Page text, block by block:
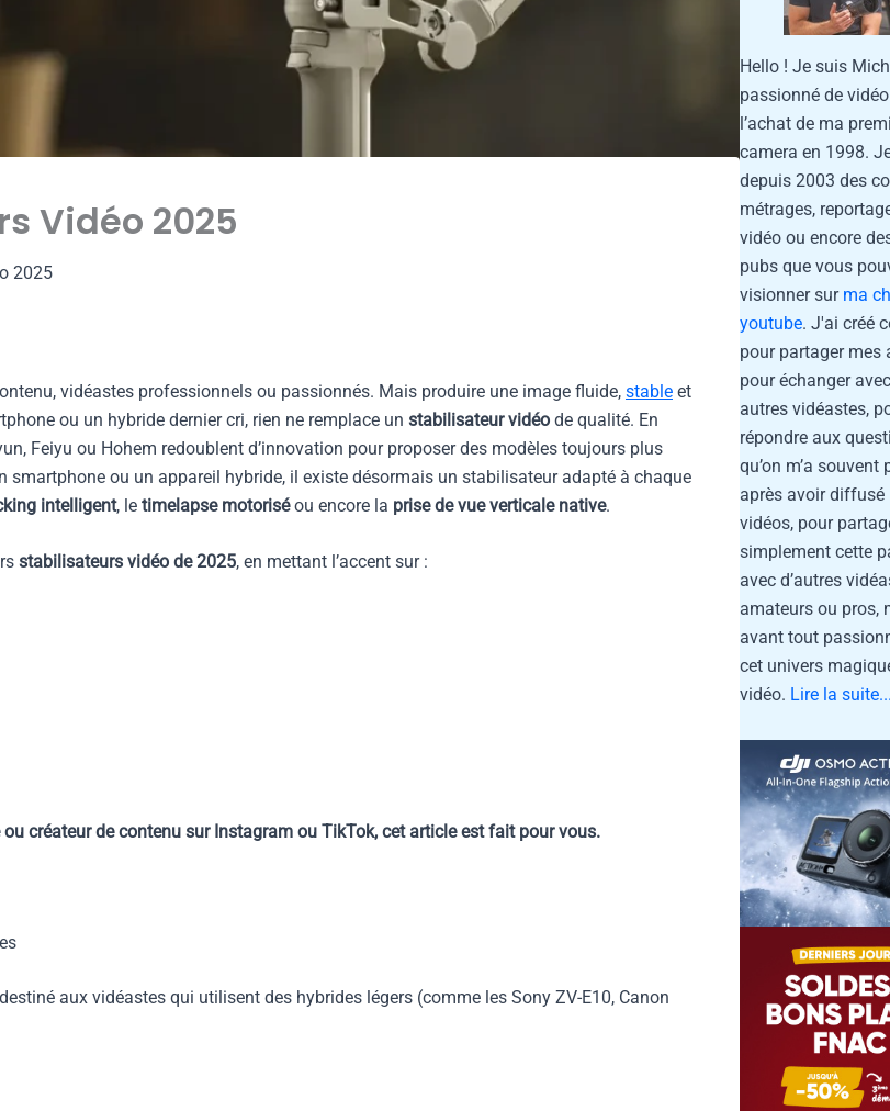
Vidéo 2025
2025
vidéastes professionnels ou passionnés. Mais produire une image fluide, stable et
ou un hybride dernier cri, rien ne remplace un stabilisateur vidéo de qualité. En
Feiyu ou Hohem redoublent d’innovation pour proposer des modèles toujours plus
ou un appareil hybride, il existe désormais un stabilisateur adapté à chaque
intelligent, le timelapse motoriséou encore la prise de vue verticale native.
stabilisateurs vidéo de 2025, en mettant l’accent sur :
créateur de contenu sur Instagram ou TikTok, cet article est fait pour vous.
aux vidéastes qui utilisent des hybrides légers (comme les Sony ZV-E10, Canon
Hello ! Je suis
passionné de
l’achat de ma
camera en 1998.
depuis 2003 des
métrages,
vidéo ou encore
pubs que vous
visionner sur ma
youtube. J'ai créé
pour partager mes
pour échanger
autres vidéastes,
répondre aux
qu’on m’a souvent
après avoir diffusé
vidéos, pour
simplement cette
avec d’autres
amateurs ou pros,
avant tout
cet univers
vidéo. Lire la